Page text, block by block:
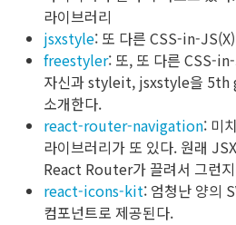
라이브러리
jsxstyle: 또 다른 CSS-in-
freestyler: 또, 또 다른 CSS-
자신과 styleit, jsxstyle을 5th
소개한다.
react-router-navigation: 미
라이브러리가 또 있다. 원래
React Router가 끌려서 그런
react-icons-kit: 엄청난 양의
컴포넌트로 제공된다.